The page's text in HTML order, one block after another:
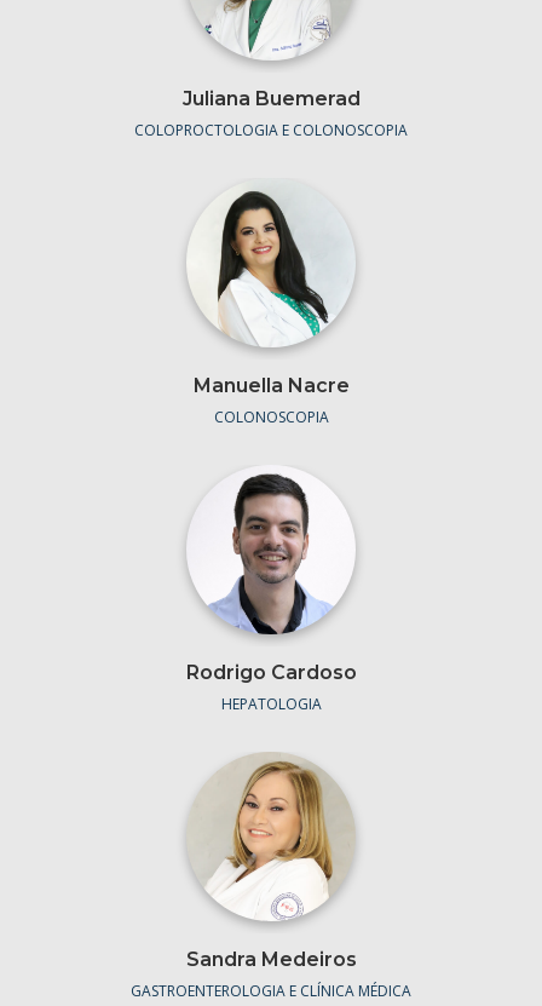
Juliana Buemerad
COLOPROCTOLOGIA E COLONOSCOPIA
Manuella Nacre
COLONOSCOPIA
Rodrigo Cardoso
HEPATOLOGIA
Sandra Medeiros
GASTROENTEROLOGIA E CLÍNICA MÉDICA